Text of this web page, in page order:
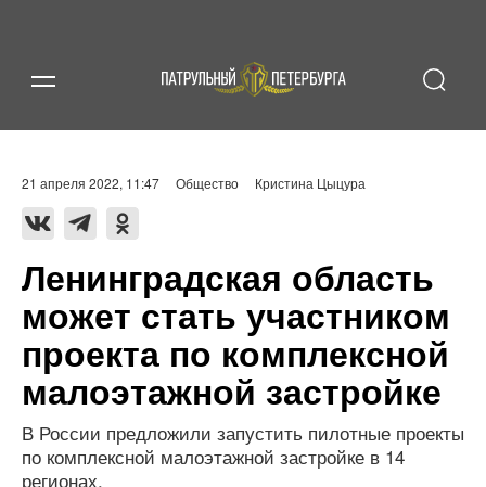
21 апреля 2022, 11:47 Общество Кристина Цыцура
Ленинградская область
может стать участником
проекта по комплексной
малоэтажной застройке
В России предложили запустить пилотные проекты
по комплексной малоэтажной застройке в 14
регионах.